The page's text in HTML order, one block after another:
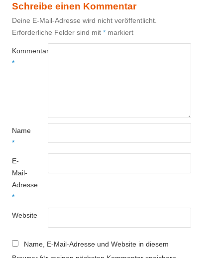
Schreibe einen Kommentar
Deine E-Mail-Adresse wird nicht veröffentlicht.
Erforderliche Felder sind mit * markiert
Kommentar
*
Name
*
E-
Mail-
Adresse
*
Website
Name, E-Mail-Adresse und Website in diesem